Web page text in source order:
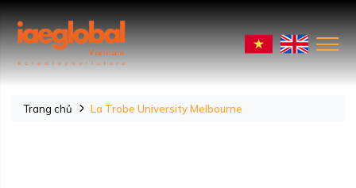
Trang chủ La Trobe University Melbourne